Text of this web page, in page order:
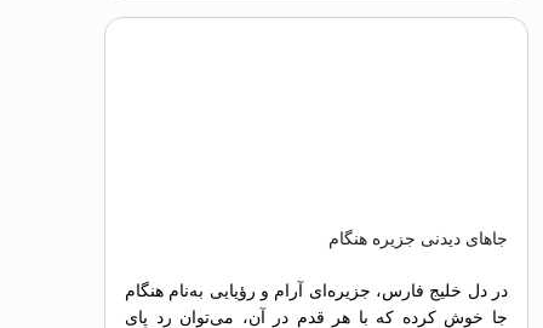
جاهای دیدنی جزیره هنگام
در دل خلیج فارس، جزیره‌ای آرام و رؤیایی به‌نام هنگام
جا خوش کرده که با هر قدم در آن، می‌توان رد پای